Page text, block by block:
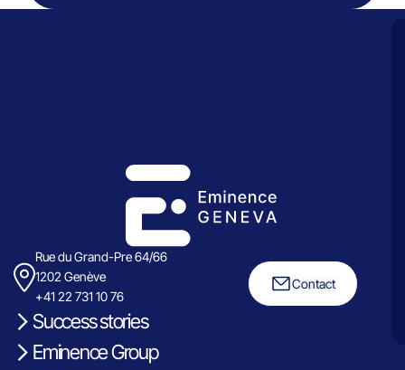
Rue du Grand-Pre 64/66
1202 Genève
+41 22 731 10 76
Contact
Success stories
Eminence Group